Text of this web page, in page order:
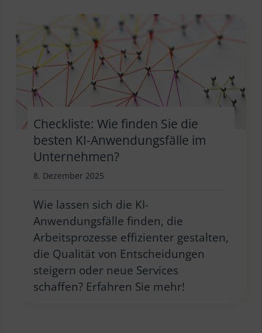
Checkliste: Wie finden Sie die
besten KI-Anwendungsfälle im
Unternehmen?
8. Dezember 2025
Wie lassen sich die KI-
Anwendungsfälle finden, die
Arbeitsprozesse effizienter gestalten,
die Qualität von Entscheidungen
steigern oder neue Services
schaffen? Erfahren Sie mehr!